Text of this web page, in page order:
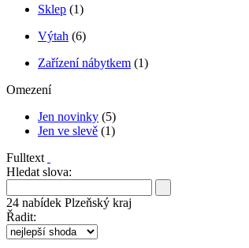
Sklep (1)
Výtah (6)
Zařízení nábytkem (1)
Omezení
Jen novinky (5)
Jen ve slevě (1)
Fulltext
Hledat slova:
24 nabídek Plzeňský kraj
Řadit: